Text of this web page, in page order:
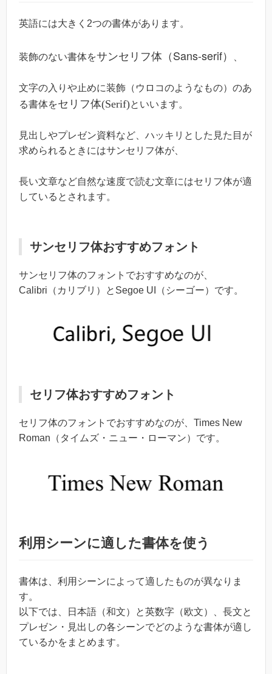
英語には大きく2つの書体があります。
装飾のない書体をサンセリフ体（Sans-serif）
文字の入りや止めに装飾（ウロコのようなもの）のあ
る書体をセリフ体(Serif)といいます。
見出しやプレゼン資料など、ハッキリとした見た目が
求められるときにはサンセリフ体が、
長い文章など自然な速度で読む文章にはセリフ体が適
しているとされます。
サンセリフ体おすすめフォント
サンセリフ体のフォントでおすすめなのが、
Calibri（カリブリ）とSegoe UI（シーゴー）です。
セリフ体おすすめフォント
セリフ体のフォントでおすすめなのが、Times New
Roman（タイムズ・ニュー・ローマン）です。
利用シーンに適した書体を使う
書体は、利用シーンによって適したものが異なりま
す。
以下では、日本語（和文）と英数字（欧文）、長文と
プレゼン・見出しの各シーンでどのような書体が適し
ているかをまとめます。